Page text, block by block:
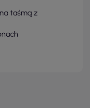
taśmą z